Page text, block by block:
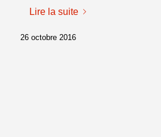
Lire la suite
26 octobre 2016